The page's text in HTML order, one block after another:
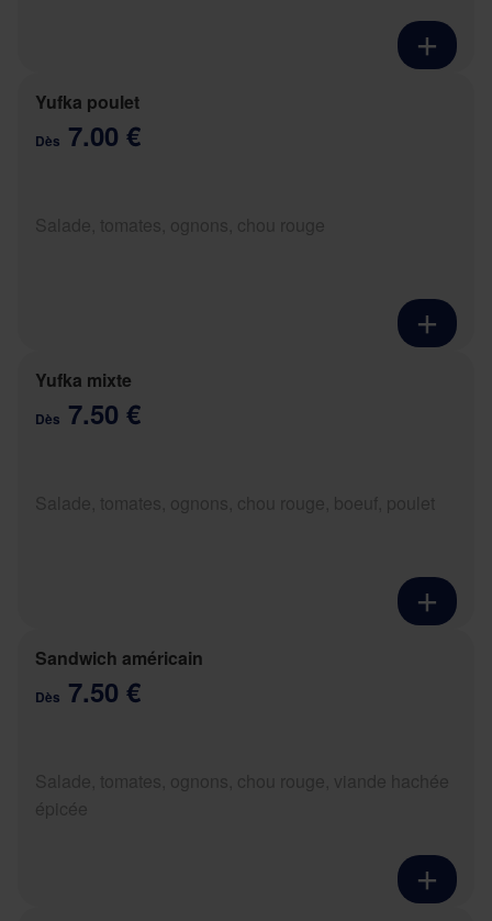
Yufka poulet
Dès 7.00 €
Yufka mixte
Dès 7.50 €
Sandwich américain
Dès 7.50 €